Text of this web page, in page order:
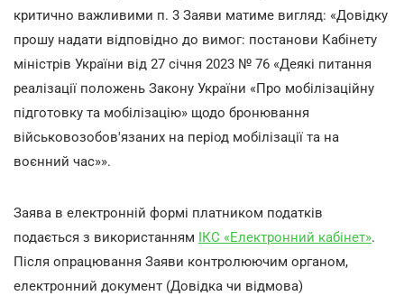
критично важливими п. 3 Заяви матиме вигляд: «Довідку
прошу надати відповідно до вимог: постанови Кабінету
міністрів України від 27 січня 2023 № 76 «Деякі питання
реалізації положень Закону України «Про мобілізаційну
підготовку та мобілізацію» щодо бронювання
військовозобов'язаних на період мобілізації та на
воєнний час»».
Заява в електронній формі платником податків
подається з використанням ІКС «Електронний кабінет».
Після опрацювання Заяви контролюючим органом,
електронний документ (Довідка чи відмова)